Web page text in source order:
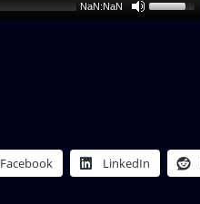
NaN:NaN
Facebook LinkedIn